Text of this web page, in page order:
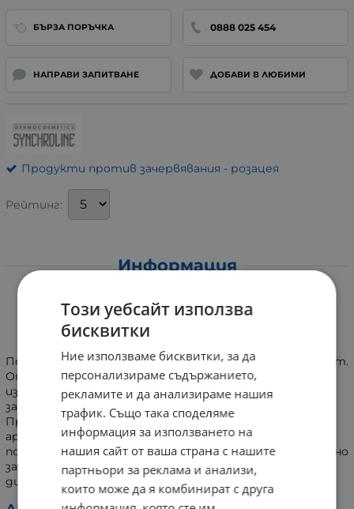
БЪРЗА ПОРЪЧКА 0888 025 454
НАПРАВИ ЗАПИТВАНЕ ДОБАВИ В ЛЮБИМИ
Продукти против зачервявания - розацея
Рейтинг:
Информация
ПОЧИСТВАЩО МЛЯКО ЗА КОЖА С
ПРОЯВИ НА РОЗАЦЕЯ 200 мл
Почистващо мляко с успокояващ и хидратиращ ефект.
Отлично почиства лицето и шията и може да се
използва за премахване на грим. Използва се при
зачервяване на кожата, розацея, телангиектазии.
Продуктите от серията ROSACURE не съдържат
ароматни компоненти и парабени. Те почистват и
поддържат кожата с перманентно и интермитентно
зачервяване, обикновено съпроводено с усещане за
дискомфорт и повишена чувствителност.
Този уебсайт използва
бисквитки
Ние използваме бисквитки, за да
персонализираме съдържанието,
рекламите и да анализираме нашия
трафик. Също така споделяме
информация за използването на
нашия сайт от ваша страна с нашите
партньори за реклама и анализи,
които може да я комбинират с друга